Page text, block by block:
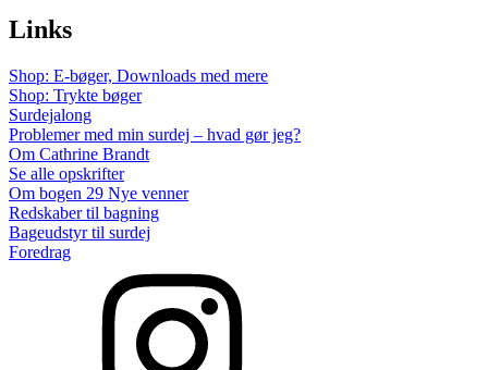
Links
Shop: E-bøger, Downloads med mere
Shop: Trykte bøger
Surdejalong
Problemer med min surdej – hvad gør jeg?
Om Cathrine Brandt
Se alle opskrifter
Om bogen 29 Nye venner
Redskaber til bagning
Bageudstyr til surdej
Foredrag